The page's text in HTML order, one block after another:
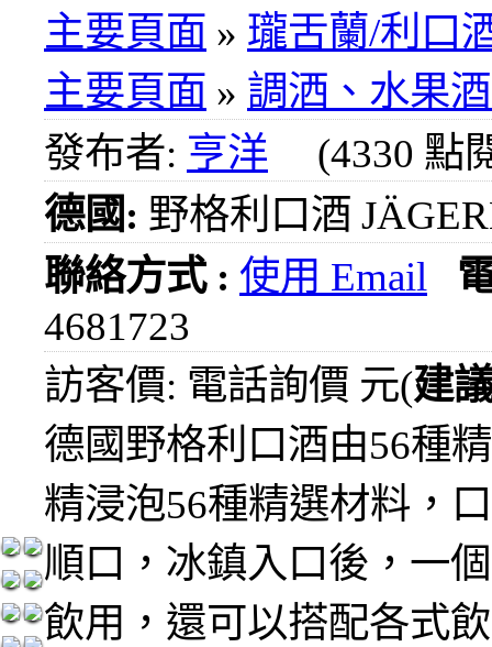
主要頁面 » 瓏舌蘭/利口
主要頁面 » 調洒、水果
發布者: 亨洋 (4330 點
德國: 野格利口酒
聯絡方式 : 使用 Email
4681723
訪客價: 電話詢價 元(建
德國野格利口酒由56種
精浸泡56種精選材料，
順口，冰鎮入口後，一
飲用，還可以搭配各式